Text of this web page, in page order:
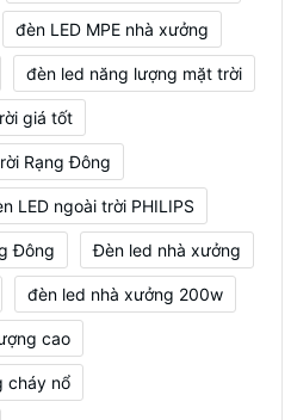
đèn LED MPE nhà xưởng
đèn led năng lượng mặt trời
giá tốt
Rạng Đông
LED ngoài trời PHILIPS
Đông Đèn led nhà xưởng
đèn led nhà xưởng 200w
cao
cháy nổ